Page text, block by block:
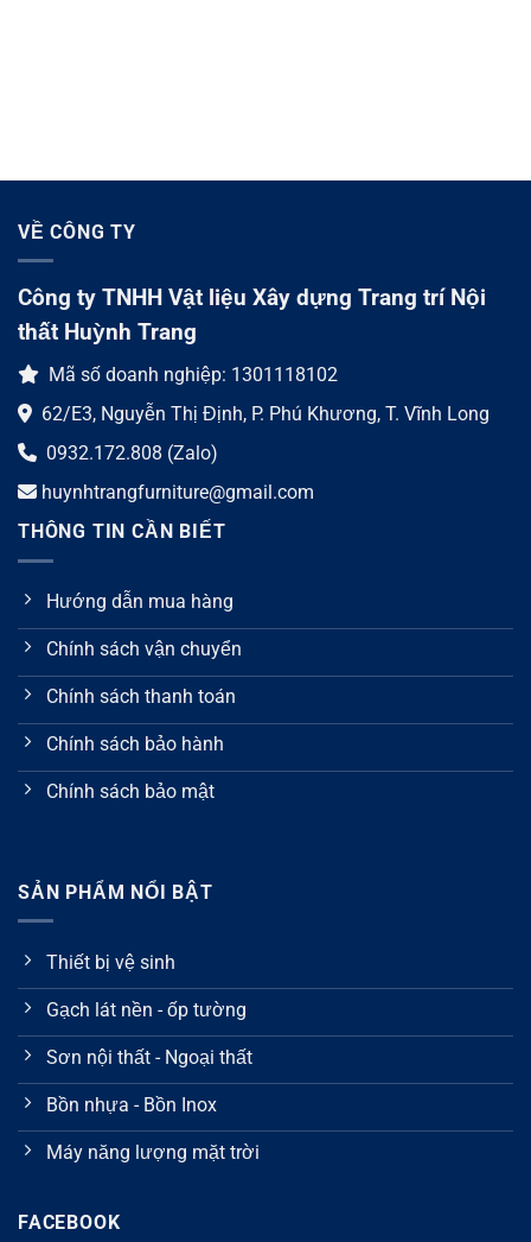
VỀ CÔNG TY
Công ty TNHH Vật liệu Xây dựng Trang trí Nội
thất Huỳnh Trang
Mã số doanh nghiệp: 1301118102
62/E3, Nguyễn Thị Định, P. Phú Khương, T. Vĩnh Long
0932.172.808 (Zalo)
huynhtrangfurniture@gmail.com
THÔNG TIN CẦN BIẾT
Hướng dẫn mua hàng
Chính sách vận chuyển
Chính sách thanh toán
Chính sách bảo hành
Chính sách bảo mật
SẢN PHẨM NỔI BẬT
Thiết bị vệ sinh
Gạch lát nền - ốp tường
Sơn nội thất - Ngoại thất
Bồn nhựa - Bồn Inox
Máy năng lượng mặt trời
FACEBOOK